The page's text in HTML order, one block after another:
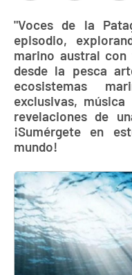
"Voces de la
episodio,
marino austral con
desde la pesca
ecosistemas
exclusivas,
revelaciones de
¡Sumérgete en
mundo!